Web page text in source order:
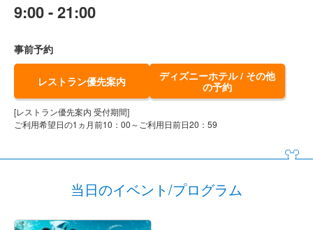
9:00 - 21:00
事前予約
レストラン優先案内
ディズニーホテル / その他
の予約
[レストラン優先案内 受付期間]
ご利用希望日の1ヵ月前10：00～ご利用日前日20：59
当日のイベント/プログラム